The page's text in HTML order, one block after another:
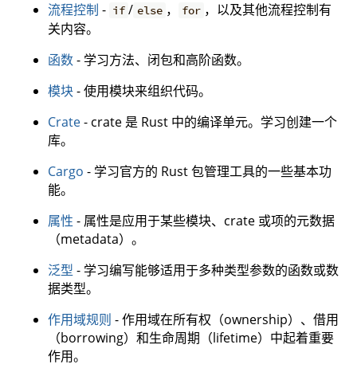
流程控制 - if / else ， for ，以及其他流程控制有
关内容。
函数- 学习方法、闭包和高阶函数。
模块- 使用模块来组织代码。
Crate- crate 是 Rust 中的编译单元。学习创建一个
库。
Cargo - 学习官方的 Rust 包管理工具的一些基本功
能。
属性 - 属性是应用于某些模块、crate 或项的元数据
（metadata）。
泛型 - 学习编写能够适用于多种类型参数的函数或数
据类型。
作用域规则 - 作用域在所有权（ownership）、借用
（borrowing）和生命周期（lifetime）中起着重要
作用。